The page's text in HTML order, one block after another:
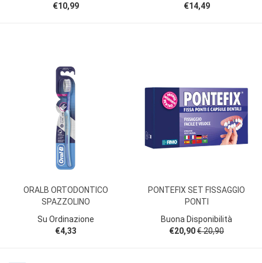
€10,99
€14,49
ORALB ORTODONTICO
SPAZZOLINO
Su Ordinazione
€4,33
PONTEFIX SET FISSAGGIO
PONTI
Buona Disponibilità
€20,90€ 20,90